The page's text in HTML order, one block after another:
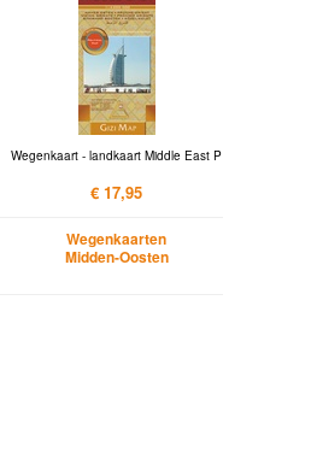
Wegenkaart - landkaart Middle East P
€ 17,95
Wegenkaarten
Midden-Oosten